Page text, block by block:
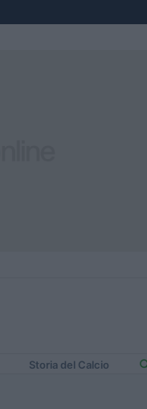
Storia del Calcio